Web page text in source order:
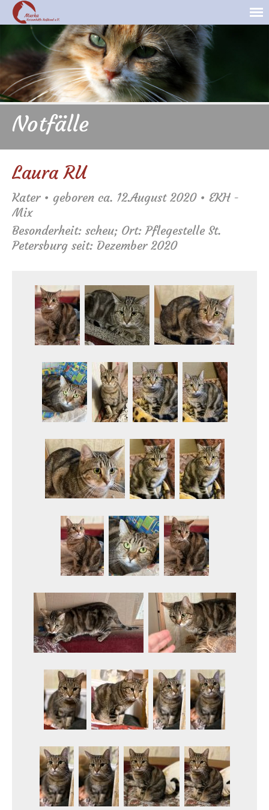
Notfälle
Laura RU
Kater • geboren ca. 12.August 2020 • EKH -
Mix
Besonderheit: scheu; Ort: Pflegestelle St.
Petersburg seit: Dezember 2020